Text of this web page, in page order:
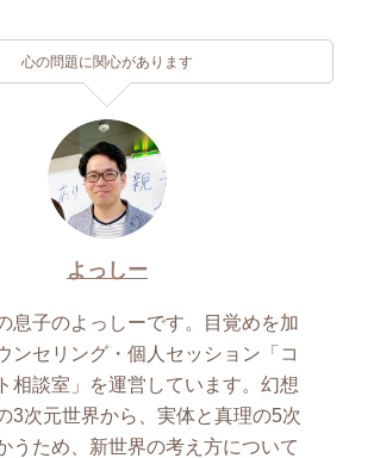
心の問題に関心があります
よっしー
息子のよっしーです。目覚めを加
ンセリング・個人セッション「コ
相談室」を運営しています。幻想
3次元世界から、実体と真理の5次
うため、新世界の考え方について